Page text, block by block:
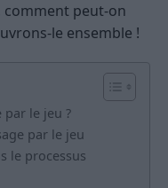
comment peut-on
le ensemble !
par le jeu ?
par le jeu
le processus